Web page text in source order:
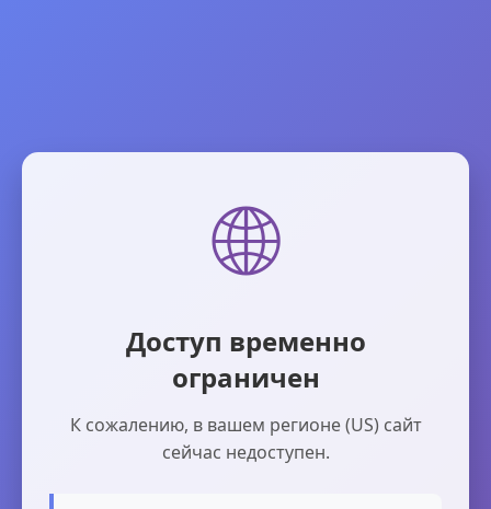
🌐
Доступ временно
ограничен
К сожалению, в вашем регионе (US) сайт
сейчас недоступен.